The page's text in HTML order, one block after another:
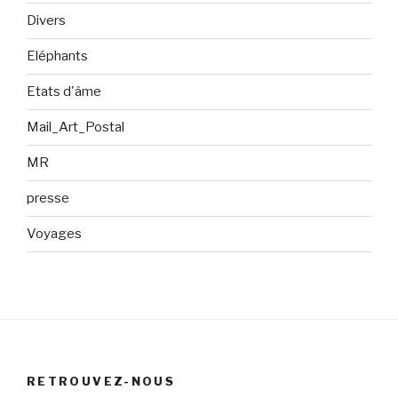
Divers
Eléphants
Etats d'âme
Mail_Art_Postal
MR
presse
Voyages
RETROUVEZ-NOUS